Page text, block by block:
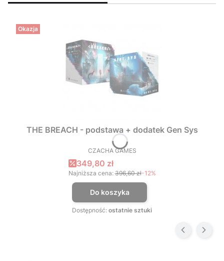
Okazja
THE BREACH - podstawa + dodatek Gen Sys
PRODUCENT
CZACHA GAMES
Cena promocyjna
349,80 zł
Najniższa cena: 396,60 zł-12%
Do koszyka
Dostępność: ostatnie sztuki